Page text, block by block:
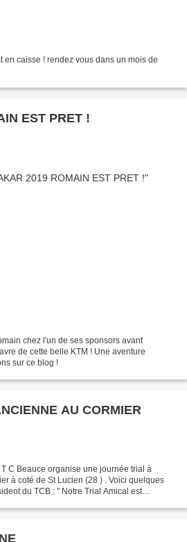
en caisse ! rendez vous dans un mois de
EST PRET !
chez l'un de ses sponsors avant
de cette belle KTM ! Une aventure
sur ce blog !
AU CORMIER
C Beauce organise une journée trial à
à coté de St Lucien (28 ) . Voici quelques
du TCB : " Notre Trial Amical est